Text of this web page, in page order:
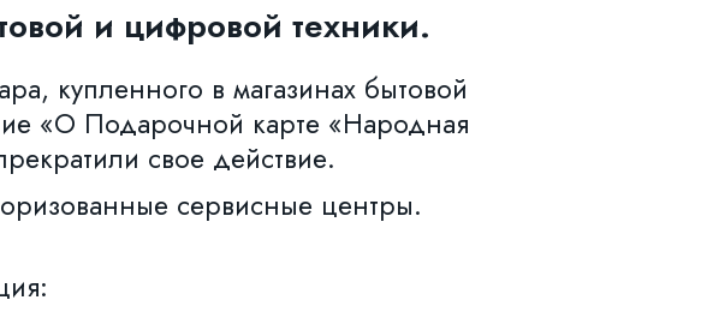
и цифровой техники.
купленного в магазинах бытовой
«О Подарочной карте «Народная
свое действие.
сервисные центры.